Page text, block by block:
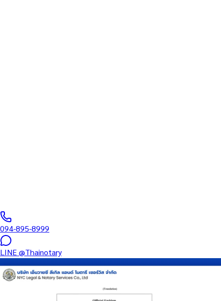
094-895-8999
LINE@Thainotary